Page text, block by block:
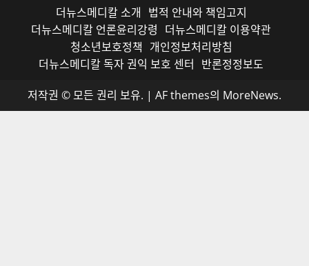
더뉴스메디칼 소개 법적 안내와 책임고지
더뉴스메디칼 언론윤리강령 더뉴스메디칼 이용약관
청소년보호정책 개인정보처리방침
더뉴스메디칼 독자 권익 보호 센터 반론정정보도
저작권 © 모든 권리 보유. | AF themes의 MoreNews.